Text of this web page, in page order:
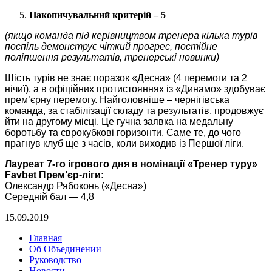
Накопичувальний критерій – 5
(якщо команда під керівництвом тренера кілька турів
поспіль демонструє чіткий прогрес, постійне
поліпшення результатів, тренерські новинки)
Шість турів не знає поразок «Десна» (4 перемоги та 2
нічиї), а в офіційних протистояннях із «Динамо» здобуває
прем’єрну перемогу. Найголовніше – чернігівська
команда, за стабілізації складу та результатів, продовжує
йти на другому місці. Це гучна заявка на медальну
боротьбу та єврокубкові горизонти. Саме те, до чого
прагнув клуб ще з часів, коли виходив із Першої ліги.
Лауреат 7-го ігрового дня в номінації «Тренер туру»
Favbet Прем’єр-ліги:
Олександр Рябоконь («Десна»)
Середній бал — 4,8
15.09.2019
Главная
Об Объединении
Руководство